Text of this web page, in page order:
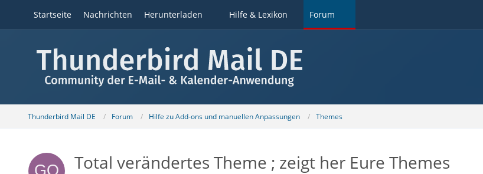
Startseite Nachrichten Herunterladen Hilfe & Lexikon Forum
Thunderbird Mail DE Forum Hilfe zu Add-ons und manuellen Anpassungen Themes
Total verändertes Theme ; zeigt her Eure Themes